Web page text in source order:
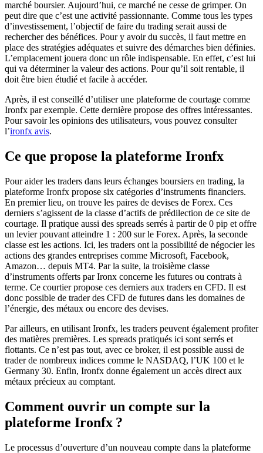
marché boursier. Aujourd’hui, ce marché ne cesse de grimper. On
peut dire que c’est une activité passionnante. Comme tous les types
d’investissement, l’objectif de faire du trading serait aussi de
rechercher des bénéfices. Pour y avoir du succès, il faut mettre en
place des stratégies adéquates et suivre des démarches bien définies.
L’emplacement jouera donc un rôle indispensable. En effet, c’est lui
qui va déterminer la valeur des actions. Pour qu’il soit rentable, il
doit être bien étudié et facile à accéder.
Après, il est conseillé d’utiliser une plateforme de courtage comme
Ironfx par exemple. Cette dernière propose des offres intéressantes.
Pour savoir les opinions des utilisateurs, vous pouvez consulter
l’ironfx avis.
Ce que propose la plateforme Ironfx
Pour aider les traders dans leurs échanges boursiers en trading, la
plateforme Ironfx propose six catégories d’instruments financiers.
En premier lieu, on trouve les paires de devises de Forex. Ces
derniers s’agissent de la classe d’actifs de prédilection de ce site de
courtage. Il pratique aussi des spreads serrés à partir de 0 pip et offre
un levier pouvant atteindre 1 : 200 sur le Forex. Après, la seconde
classe est les actions. Ici, les traders ont la possibilité de négocier les
actions des grandes entreprises comme Microsoft, Facebook,
Amazon… depuis MT4. Par la suite, la troisième classe
d’instruments offerts par Ironx concerne les futures ou contrats à
terme. Ce courtier propose ces derniers aux traders en CFD. Il est
donc possible de trader des CFD de futures dans les domaines de
l’énergie, des métaux ou encore des devises.
Par ailleurs, en utilisant Ironfx, les traders peuvent également profiter
des matières premières. Les spreads pratiqués ici sont serrés et
flottants. Ce n’est pas tout, avec ce broker, il est possible aussi de
trader de nombreux indices comme le NASDAQ, l’UK 100 et le
Germany 30. Enfin, Ironfx donne également un accès direct aux
métaux précieux au comptant.
Comment ouvrir un compte sur la
plateforme Ironfx ?
Le processus d’ouverture d’un nouveau compte dans la plateforme